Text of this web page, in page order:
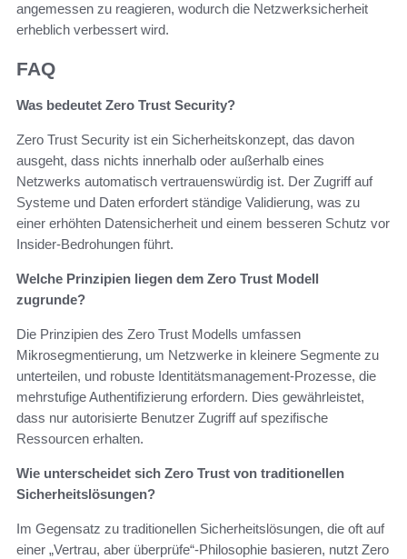
angemessen zu reagieren, wodurch die Netzwerksicherheit
erheblich verbessert wird.
FAQ
Was bedeutet Zero Trust Security?
Zero Trust Security ist ein Sicherheitskonzept, das davon
ausgeht, dass nichts innerhalb oder außerhalb eines
Netzwerks automatisch vertrauenswürdig ist. Der Zugriff auf
Systeme und Daten erfordert ständige Validierung, was zu
einer erhöhten Datensicherheit und einem besseren Schutz vor
Insider-Bedrohungen führt.
Welche Prinzipien liegen dem Zero Trust Modell
zugrunde?
Die Prinzipien des Zero Trust Modells umfassen
Mikrosegmentierung, um Netzwerke in kleinere Segmente zu
unterteilen, und robuste Identitätsmanagement-Prozesse, die
mehrstufige Authentifizierung erfordern. Dies gewährleistet,
dass nur autorisierte Benutzer Zugriff auf spezifische
Ressourcen erhalten.
Wie unterscheidet sich Zero Trust von traditionellen
Sicherheitslösungen?
Im Gegensatz zu traditionellen Sicherheitslösungen, die oft auf
einer „Vertrau, aber überprüfe“-Philosophie basieren, nutzt Zero